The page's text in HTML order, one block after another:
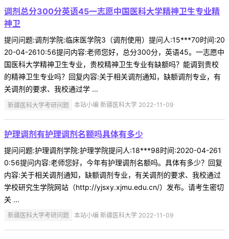
调剂总分300分英语45一志愿中国医科大学精神卫生专业精
神卫
提问问题:调剂学院:临床医学院3（调剂使用）提问人:15***70时间:20
20-04-2610:56提问内容:老师您好，总分300分，英语45。一志愿中
国医科大学精神卫生专业，贵校精神卫生专业有缺额吗？能调到贵校
的精神卫生专业吗？回复内容:关于相关调剂通知，缺额调剂专业，有
关调剂的要求、我校通过学 ...
新疆医科大学考研问题 本站小编 新疆医科大学 2022-11-09
护理调剂有护理调剂名额吗具体有多少
提问问题:护理调剂学院:护理学院提问人:18***98时间:2020-04-261
0:56提问内容:老师您好，今年有护理调剂名额吗。具体有多少？回复
内容:关于相关调剂通知，缺额调剂专业，有关调剂的要求、我校通过
学校研究生学院网站（http://yjsxy.xjmu.edu.cn/）发布。请考生密切
关 ...
新疆医科大学考研问题 本站小编 新疆医科大学 2022-11-09